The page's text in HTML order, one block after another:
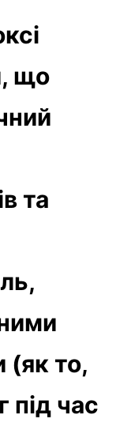
що
та
(як то,
під час